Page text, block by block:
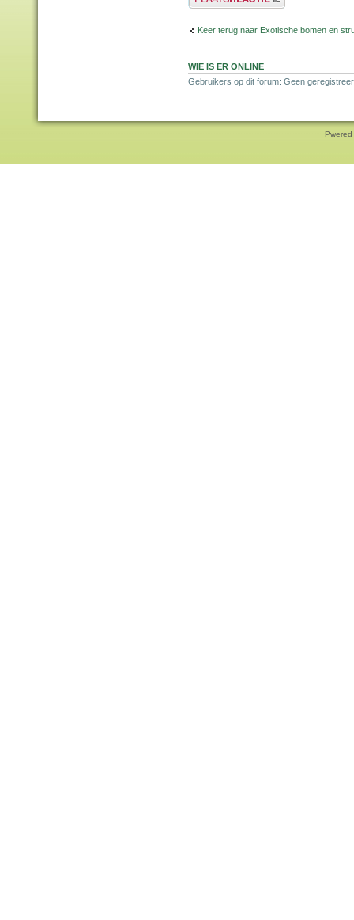
Keer terug naar Exotische bomen en
WIE IS ER ONLINE
Gebruikers op dit forum: Geen